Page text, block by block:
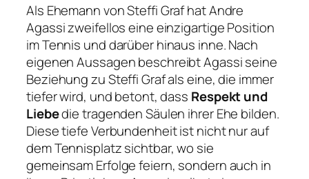
Als Ehemann von Steffi Graf hat Andre
Agassi zweifellos eine einzigartige Position
im Tennis und darüber hinaus inne. Nach
eigenen Aussagen beschreibt Agassi seine
Beziehung zu Steffi Graf als eine, die immer
tiefer wird, und betont, dass Respekt und
Liebedie tragenden Säulen ihrer Ehe bilden.
Diese tiefe Verbundenheit ist nicht nur auf
dem Tennisplatz sichtbar, wo sie
gemeinsam Erfolge feiern, sondern auch in